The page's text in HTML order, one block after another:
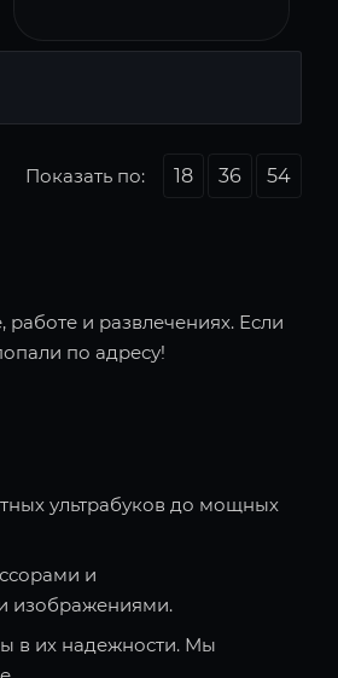
Показать по: 18 36 54
и развлечениях. Если
по адресу!
ультрабуков до мощных
и
изображениями.
в их надежности. Мы